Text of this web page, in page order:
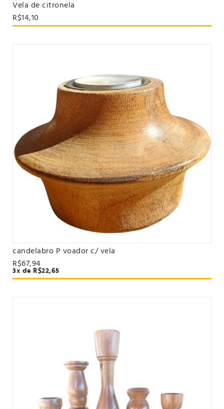
Vela de citronela
R$14,10
VER PRODUTO
candelabro P voador c/ vela
R$67,94
3x de R$22,65